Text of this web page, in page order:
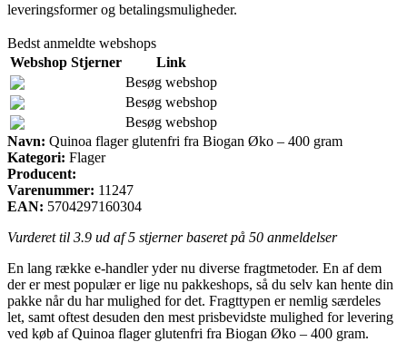
leveringsformer og betalingsmuligheder.
Bedst anmeldte webshops
Webshop Stjerner
Link
Besøg webshop
Besøg webshop
Besøg webshop
Navn: Quinoa flager glutenfri fra Biogan Øko – 400 gram
Kategori: Flager
Producent:
Varenummer: 11247
EAN: 5704297160304
Vurderet til 3.9 ud af 5 stjerner baseret på 50 anmeldelser
En lang række e-handler yder nu diverse fragtmetoder. En af dem
der er mest populær er lige nu pakkeshops, så du selv kan hente din
pakke når du har mulighed for det. Fragttypen er nemlig særdeles
let, samt oftest desuden den mest prisbevidste mulighed for levering
ved køb af Quinoa flager glutenfri fra Biogan Øko – 400 gram.